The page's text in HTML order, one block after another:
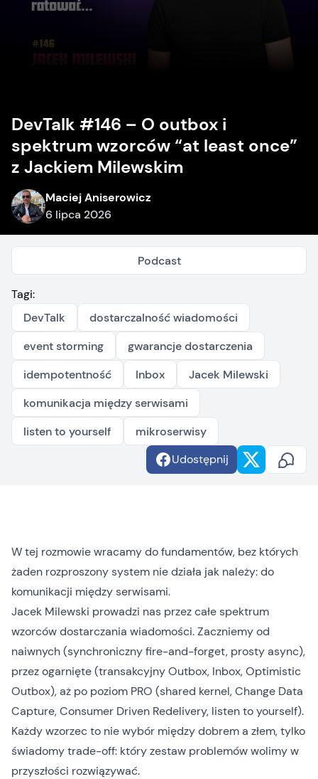
DevTalk #146 – O outbox i
spektrum wzorców “at least once”
z Jackiem Milewskim
Maciej Aniserowicz
6 lipca 2026
Podcast
Tagi:
DevTalk
dostarczalność wiadomości
event storming
gwarancje dostarczenia
idempotentność
Inbox
Jacek Milewski
komunikacja między serwisami
listen to yourself
mikroserwisy
Udostępnij
W tej rozmowie wracamy do fundamentów, bez których
żaden rozproszony system nie działa jak należy: do
komunikacji między serwisami.
Jacek Milewski prowadzi nas przez całe spektrum
wzorców dostarczania wiadomości. Zaczniemy od
naiwnych (synchroniczny fire-and-forget, prosty async),
przez ogarnięte (transakcyjny Outbox, Inbox, Optimistic
Outbox), aż po poziom PRO (shared kernel, Change Data
Capture, Consumer Driven Redelivery, listen to yourself).
Każdy wzorzec to nie wybór między dobrem a złem, tylko
świadomy trade-off: który zestaw problemów wolimy w
przyszłości rozwiązywać.